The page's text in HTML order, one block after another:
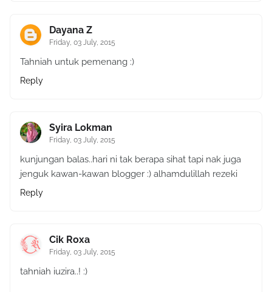
Dayana Z
Friday, 03 July, 2015
Tahniah untuk pemenang :)
Reply
Syira Lokman
Friday, 03 July, 2015
kunjungan balas..hari ni tak berapa sihat tapi nak juga
jenguk kawan-kawan blogger :) alhamdulillah rezeki
Reply
Cik Roxa
Friday, 03 July, 2015
tahniah iuzira..! :)